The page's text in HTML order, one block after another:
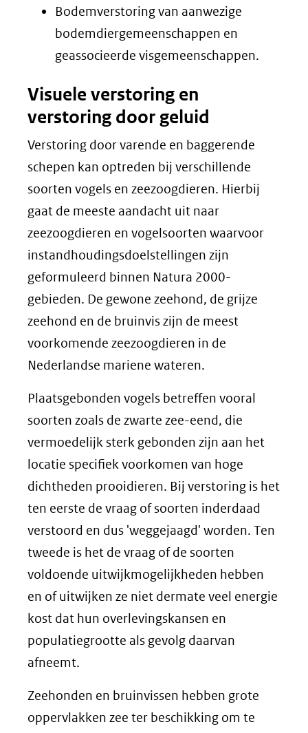
Bodemverstoring van aanwezige
bodemdiergemeenschappen en
geassocieerde visgemeenschappen.
Visuele verstoring en
verstoring door geluid
Verstoring door varende en baggerende
schepen kan optreden bij verschillende
soorten vogels en zeezoogdieren. Hierbij
gaat de meeste aandacht uit naar
zeezoogdieren en vogelsoorten waarvoor
instandhoudingsdoelstellingen zijn
geformuleerd binnen Natura 2000-
gebieden. De gewone zeehond, de grijze
zeehond en de bruinvis zijn de meest
voorkomende zeezoogdieren in de
Nederlandse mariene wateren.
Plaatsgebonden vogels betreffen vooral
soorten zoals de zwarte zee-eend, die
vermoedelijk sterk gebonden zijn aan het
locatie specifiek voorkomen van hoge
dichtheden prooidieren. Bij verstoring is het
ten eerste de vraag of soorten inderdaad
verstoord en dus 'weggejaagd' worden. Ten
tweede is het de vraag of de soorten
voldoende uitwijkmogelijkheden hebben
en of uitwijken ze niet dermate veel energie
kost dat hun overlevingskansen en
populatiegrootte als gevolg daarvan
afneemt.
Zeehonden en bruinvissen hebben grote
oppervlakken zee ter beschikking om te